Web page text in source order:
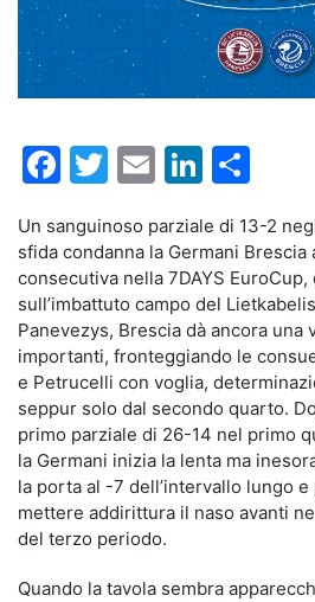
Facebook
Twitter
Email
Un sanguinoso parziale di 13-2
sfida condanna la Germani
consecutiva nella 7DAYS
sull’imbattuto campo del
Panevezys, Brescia dà ancora una
importanti, fronteggiando le
e Petrucelli con voglia,
seppur solo dal secondo quarto.
primo parziale di 26-14 nel primo
la Germani inizia la lenta ma
la porta al -7 dell’intervallo lungo
mettere addirittura il naso avanti
del terzo periodo.
Quando la tavola sembra